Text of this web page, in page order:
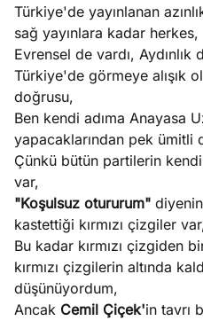
Türkiye'de yayınlanan
sağ yayınlara kadar herkes,
Evrensel de vardı, Aydınlık
Türkiye'de görmeye alışık
doğrusu,
Ben kendi adıma Anayasa
yapacaklarından pek ümitli
Çünkü bütün partilerin
var,
"Koşulsuz otururum"
kastettiği kırmızı çizgiler
Bu kadar kırmızı çizgiden
kırmızı çizgilerin altında
düşünüyordum,
Ancak Cemil Çiçek'in tavrı